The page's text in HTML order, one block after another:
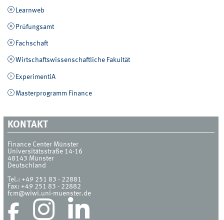
Learnweb
Prüfungsamt
Fachschaft
Wirtschaftswissenschaftliche Fakultät
ExperimentiA
Masterprogramm Finance
KONTAKT
Finance Center Münster
Universitätsstraße 14-16
48143 Münster
Deutschland
Tel.:+49 251 83 - 22881
Fax:+49 251 83 - 22882
fcm@wiwi.uni-muenster.de